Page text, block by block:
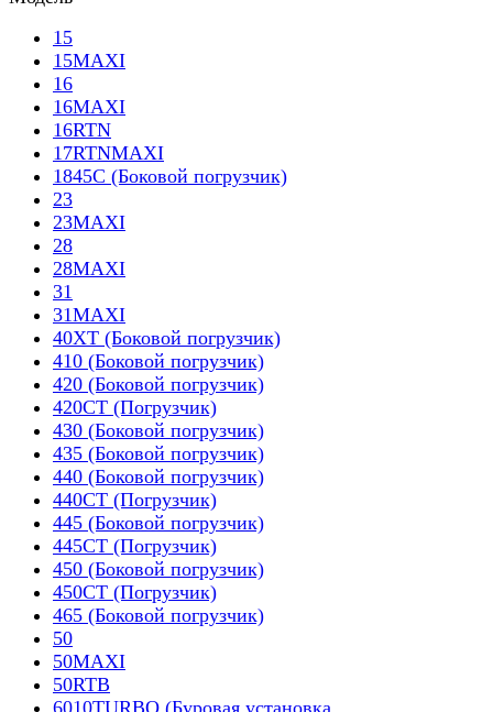
15
15MAXI
16
16MAXI
16RTN
17RTNMAXI
1845C (Боковой погрузчик)
23
23MAXI
28
28MAXI
31
31MAXI
40XT (Боковой погрузчик)
410 (Боковой погрузчик)
420 (Боковой погрузчик)
420CT (Погрузчик)
430 (Боковой погрузчик)
435 (Боковой погрузчик)
440 (Боковой погрузчик)
440CT (Погрузчик)
445 (Боковой погрузчик)
445CT (Погрузчик)
450 (Боковой погрузчик)
450CT (Погрузчик)
465 (Боковой погрузчик)
50
50MAXI
50RTB
6010TURBO (Буровая установка